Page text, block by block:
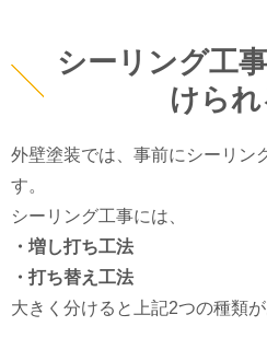
シーリング工
けられ
外壁塗装では、事前にシーリン
す。
シーリング工事には、
・増し打ち工法
・打ち替え工法
大きく分けると上記2つの種類が